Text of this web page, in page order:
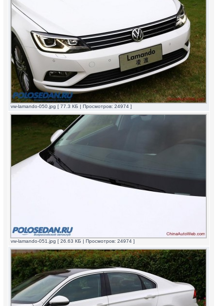
vw-lamando-050.jpg [ 77.3 КБ | Просмотров: 24974 ]
vw-lamando-051.jpg [ 26.63 КБ | Просмотров: 24974 ]